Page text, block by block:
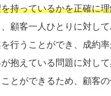
持っているかを正確に
顧客一人ひとりに対し
行うことができ、成約
抱えている問題に対し
とができるため、顧客